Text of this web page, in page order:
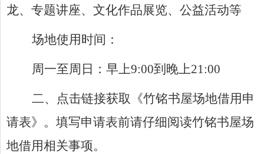
龙、专题讲座、文化作品展览、公益活动等
场地使用时间：
周一至周日：早上9:00到晚上21:00
二、点击链接获取《竹铭书屋场地借用申
请表》。填写申请表前请仔细阅读竹铭书屋场
地借用相关事项。